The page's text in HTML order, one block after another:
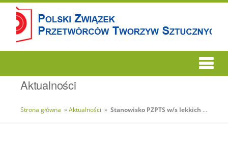
Aktualności
Strona główna »Aktualności » Stanowisko PZPTS w/s lekkich torebek foliowych